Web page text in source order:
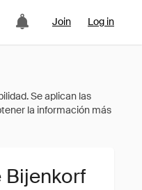
Join Log in
Bijenkorf